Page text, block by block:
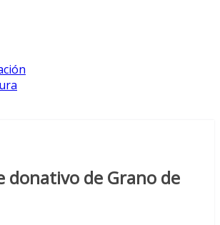
donativo de Grano de